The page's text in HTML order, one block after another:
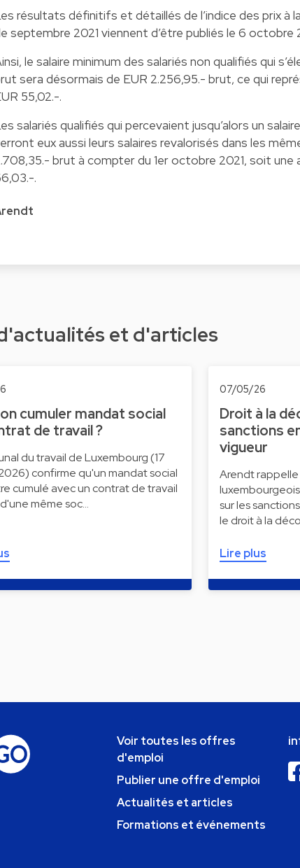
résultats définitifs et détaillés de l’indice des prix à
septembre 2021 viennent d’être publiés le 6 octobre
le salaire minimum des salariés non qualifiés qui
sera désormais de EUR 2.256,95.- brut, ce qui
55,02.-.
salariés qualifiés qui percevaient jusqu’alors un
eux aussi leurs salaires revalorisés dans les
brut à compter du 1er octobre 2021, soit
.
et d'articles
cumuler mandat social
de travail ?
du travail de Luxembourg (17
confirme qu'un mandat social
cumulé avec un contrat de travail
même soc…
07/05/26
Droit à la
sanctions
vigueur
Arendt
sur les
le droit à la
Lire plus
Voir toutes les offres
d'emploi
Publier une offre d'emploi
Actualités et articles
Formations et événements